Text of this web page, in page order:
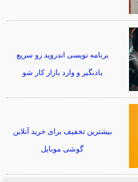
برنامه نویسی اندروید رو سریع
یادبگیر و وارد بازار کار شو
بیشترین تخفیف برای خرید آنلاین
گوشی موبایل